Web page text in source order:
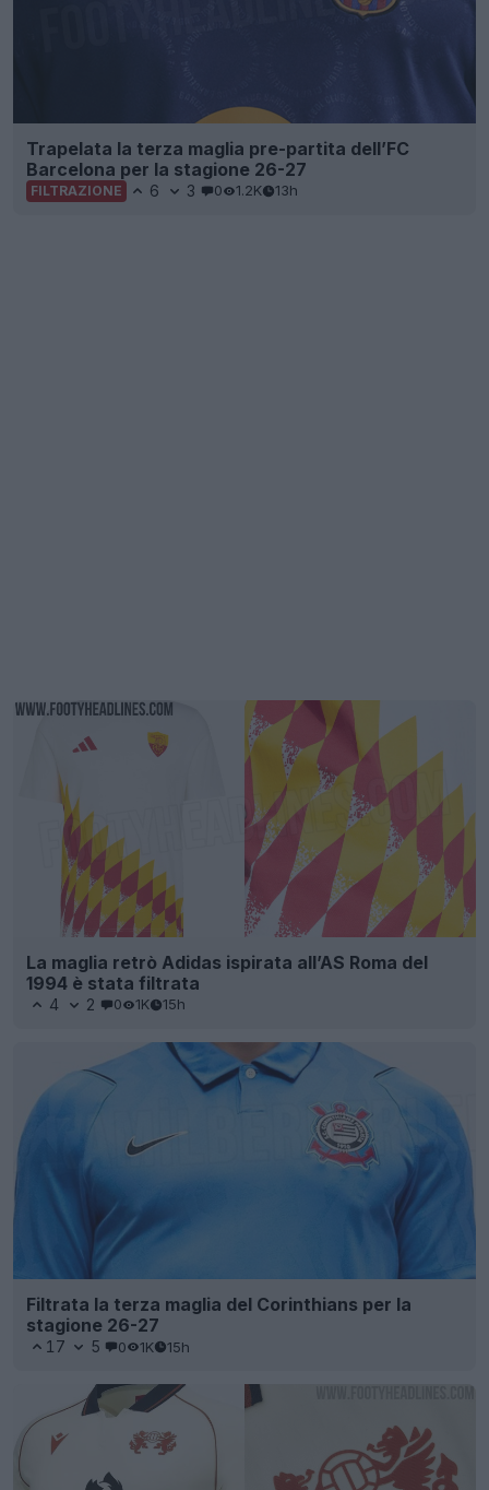
Trapelata la terza maglia pre-partita dell’FC
Barcelona per la stagione 26-27
FILTRAZIONE 6 3 0 1.2K 13h
La maglia retrò Adidas ispirata all’AS Roma del
1994 è stata filtrata
4 2 0 1K 15h
Filtrata la terza maglia del Corinthians per la
stagione 26-27
17 5 0 1K 15h